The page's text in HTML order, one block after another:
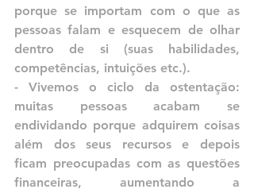
porque se importam com o que as
pessoas falam e esquecem de olhar
dentro de si (suas habilidades,
competências, intuições etc.).
- Vivemos o ciclo da ostentação:
muitas pessoas acabam se
endividando porque adquirem coisas
além dos seus recursos e depois
ficam preocupadas com as questões
financeiras, aumentando a